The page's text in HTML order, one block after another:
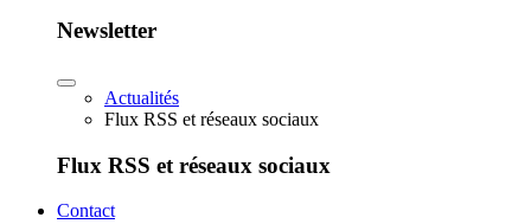
Newsletter
Actualités
Flux RSS et réseaux sociaux
Flux RSS et réseaux sociaux
Contact